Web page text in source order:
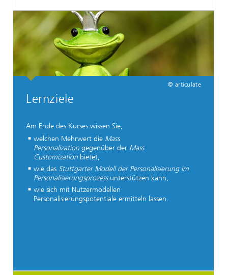
© articulate
Lernziele
Am Ende des Kurses wissen Sie,
welchen Mehrwert die Mass
Personalization gegenüber der Mass
Customization bietet,
wie das Stuttgarter Modell der Personalisierung im
Personalisierungsprozessunterstützen kann,
wie sich mit Nutzermodellen
Personalisierungspotentiale ermitteln lassen.